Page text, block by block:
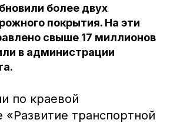
более двух
покрытия. На эти
свыше 17 миллионов
в администрации
по краевой
«Развитие транспортной